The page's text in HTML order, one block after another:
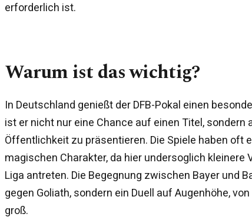
erforderlich ist.
Warum ist das wichtig?
In Deutschland genießt der DFB-Pokal einen
ist er nicht nur eine Chance auf einen Titel, sondern
Öffentlichkeit zu präsentieren. Die Spiele haben oft
magischen Charakter, da hier undersoglich kleinere
Liga antreten. Die Begegnung zwischen Bayer und
gegen Goliath, sondern ein Duell auf Augenhöhe,
groß.